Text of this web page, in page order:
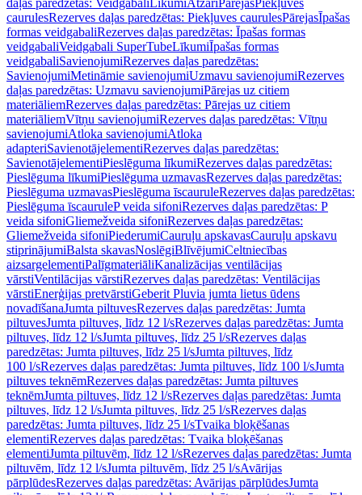
daļas paredzētas: Veidgabali LīkumiAtzari PārejasPiekļuves
caurulesRezerves daļas paredzētas: Piekļuves caurulesPārejasĪpašas
formas veidgabaliRezerves daļas paredzētas: Īpašas formas
veidgabaliVeidgabali SuperTubeLīkumiĪpašas formas
veidgabaliSavienojumiRezerves daļas paredzētas:
SavienojumiMetināmie savienojumiUzmavu savienojumiRezerves
daļas paredzētas: Uzmavu savienojumiPārejas uz citiem
materiāliemRezerves daļas paredzētas: Pārejas uz citiem
materiāliemVītņu savienojumiRezerves daļas paredzētas: Vītņu
savienojumiAtloka savienojumiAtloka
adapteriSavienotājelementiRezerves daļas paredzētas:
SavienotājelementiPieslēguma līkumiRezerves daļas paredzētas:
Pieslēguma līkumiPieslēguma uzmavasRezerves daļas paredzētas:
Pieslēguma uzmavasPieslēguma īscauruleRezerves daļas paredzētas:
Pieslēguma īscauruleP veida sifoniRezerves daļas paredzētas: P
veida sifoniGliemežveida sifoniRezerves daļas paredzētas:
Gliemežveida sifoniPiederumiCauruļu apskavasCauruļu apskavu
stiprinājumiBalsta skavasNoslēgiBlīvējumiCeltniecības
aizsargelementiPalīgmateriāliKanalizācijas ventilācijas
vārstiVentilācijas vārstiRezerves daļas paredzētas: Ventilācijas
vārstiEnerģijas pretvārstiGeberit Pluvia jumta lietus ūdens
novadīšanaJumta piltuvesRezerves daļas paredzētas: Jumta
piltuvesJumta piltuves, līdz 12 l/sRezerves daļas paredzētas: Jumta
piltuves, līdz 12 l/sJumta piltuves, līdz 25 l/sRezerves daļas
paredzētas: Jumta piltuves, līdz 25 l/sJumta piltuves, līdz
100 l/sRezerves daļas paredzētas: Jumta piltuves, līdz 100 l/sJumta
piltuves teknēmRezerves daļas paredzētas: Jumta piltuves
teknēmJumta piltuves, līdz 12 l/sRezerves daļas paredzētas: Jumta
piltuves, līdz 12 l/sJumta piltuves, līdz 25 l/sRezerves daļas
paredzētas: Jumta piltuves, līdz 25 l/sTvaika bloķēšanas
elementiRezerves daļas paredzētas: Tvaika bloķēšanas
elementiJumta piltuvēm, līdz 12 l/sRezerves daļas paredzētas: Jumta
piltuvēm, līdz 12 l/sJumta piltuvēm, līdz 25 l/sAvārijas
pārplūdesRezerves daļas paredzētas: Avārijas pārplūdesJumta